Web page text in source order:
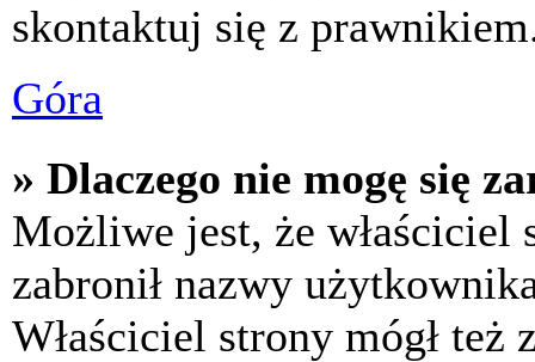
skontaktuj się z
Góra
» Dlaczego nie mogę się
Możliwe jest, że właściciel
zabronił nazwy
Właściciel strony mógł